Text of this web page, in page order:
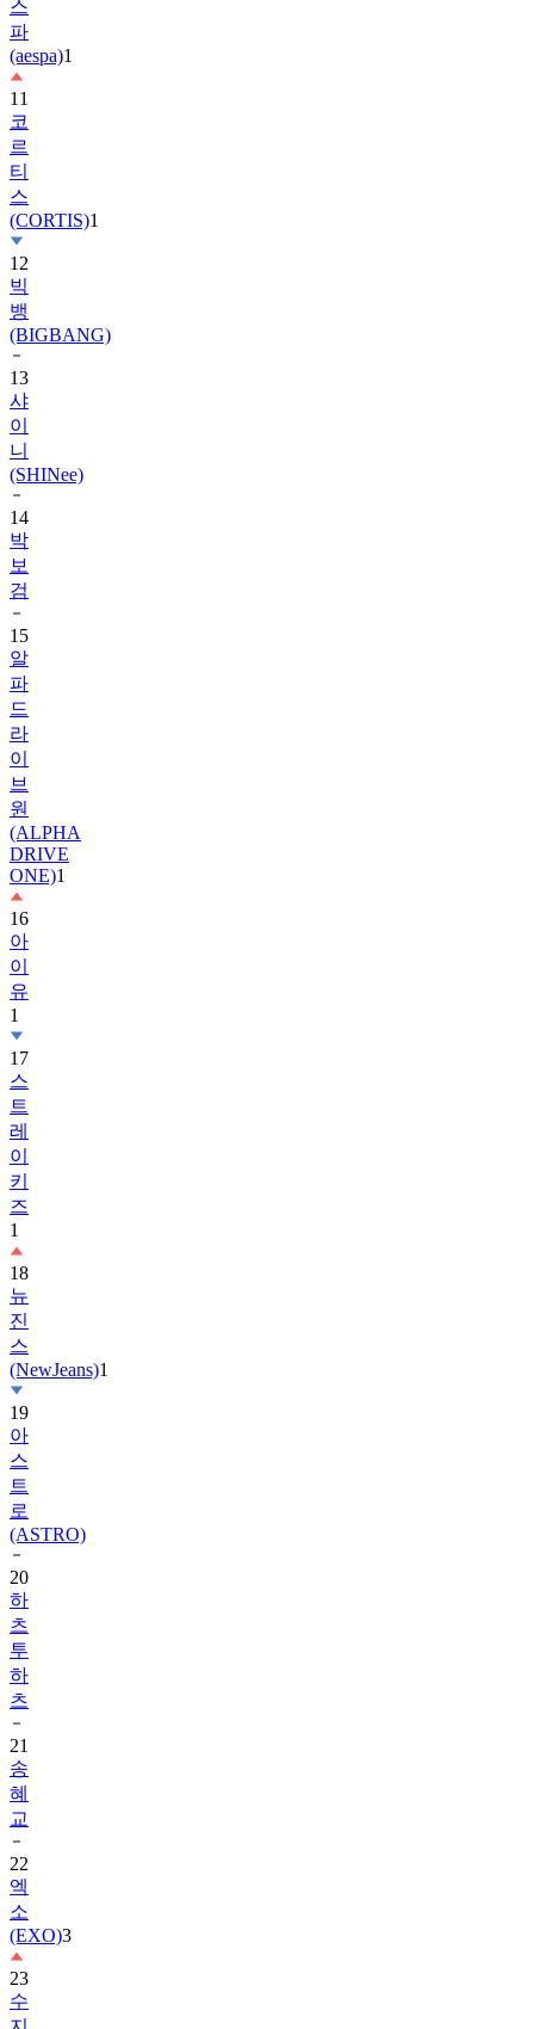
스
파
(aespa)1
11
코
르
티
스
(CORTIS)1
12
빅
뱅
(BIGBANG)
13
샤
이
니
(SHINee)
14
박
보
검
15
알
파
드
라
이
브
원
(ALPHA
DRIVE
ONE)1
16
아
이
유
1
17
스
트
레
이
키
즈
1
18
뉴
진
스
(NewJeans)1
19
아
스
트
로
(ASTRO)
20
하
츠
투
하
츠
21
송
혜
교
22
엑
소
(EXO)3
23
수